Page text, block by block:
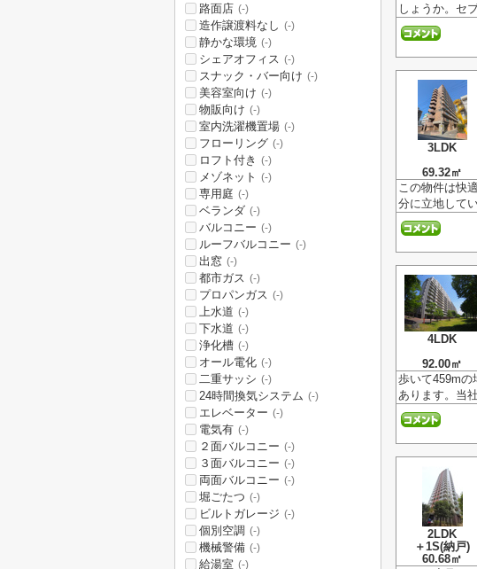
しょうか。セ
3LDK
69.32㎡
この物件は快
分に立地して
4LDK
92.00㎡
歩いて459mの
あります。当
2LDK
＋1S(納戸)
60.68㎡
路面店 (-)
造作譲渡料なし (-)
静かな環境 (-)
シェアオフィス (-)
スナック・バー向け (-)
美容室向け (-)
物販向け (-)
室内洗濯機置場 (-)
フローリング (-)
ロフト付き (-)
メゾネット (-)
専用庭 (-)
ベランダ (-)
バルコニー (-)
ルーフバルコニー (-)
出窓 (-)
都市ガス (-)
プロパンガス (-)
上水道 (-)
下水道 (-)
浄化槽 (-)
オール電化 (-)
二重サッシ (-)
24時間換気システム (-)
エレベーター (-)
電気有 (-)
２面バルコニー (-)
３面バルコニー (-)
両面バルコニー (-)
堀ごたつ (-)
ビルトガレージ (-)
個別空調 (-)
機械警備 (-)
給湯室 (-)